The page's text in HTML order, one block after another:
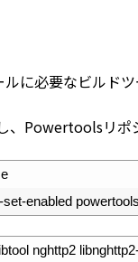
に必要なビルドツ
、Powertoolsリポ
enabled powertools
nghttp2